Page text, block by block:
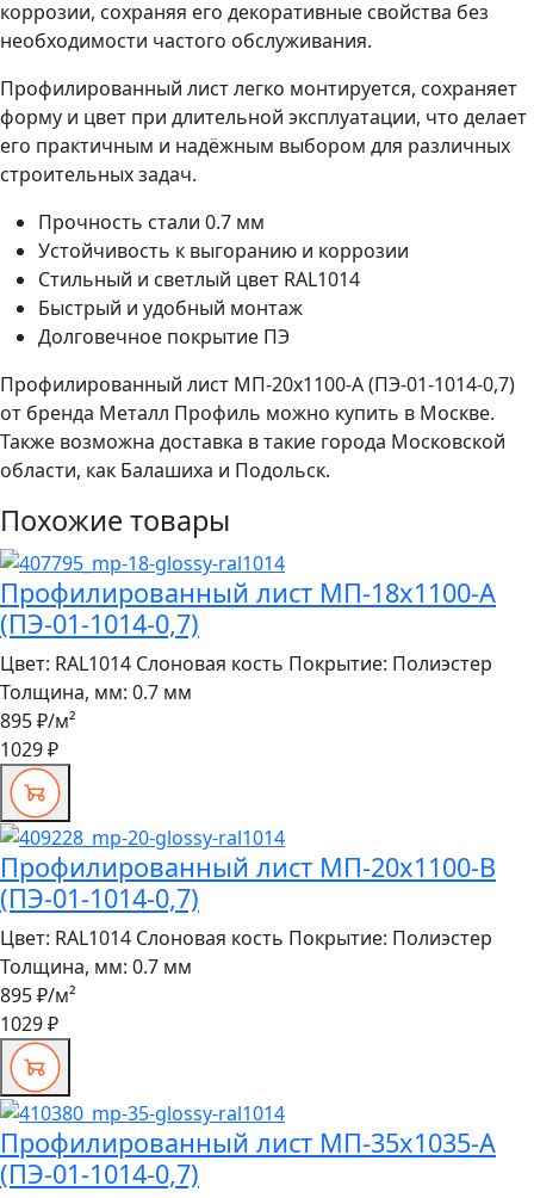
коррозии, сохраняя его декоративные свойства без
необходимости частого обслуживания.
Профилированный лист легко монтируется, сохраняет
форму и цвет при длительной эксплуатации, что делает
его практичным и надёжным выбором для различных
строительных задач.
Прочность стали 0.7 мм
Устойчивость к выгоранию и коррозии
Стильный и светлый цвет RAL1014
Быстрый и удобный монтаж
Долговечное покрытие ПЭ
Профилированный лист МП-20x1100-A (ПЭ-01-1014-0,7)
от бренда Металл Профиль можно купить в Москве.
Также возможна доставка в такие города Московской
области, как Балашиха и Подольск.
Похожие товары
Профилированный лист МП-18x1100-A
(ПЭ-01-1014-0,7)
Цвет: RAL1014 Слоновая кость Покрытие: Полиэстер
Толщина, мм: 0.7 мм
895 ₽/м²
1029 ₽
Профилированный лист МП-20x1100-B
(ПЭ-01-1014-0,7)
Цвет: RAL1014 Слоновая кость Покрытие: Полиэстер
Толщина, мм: 0.7 мм
895 ₽/м²
1029 ₽
Профилированный лист МП-35x1035-A
(ПЭ-01-1014-0,7)